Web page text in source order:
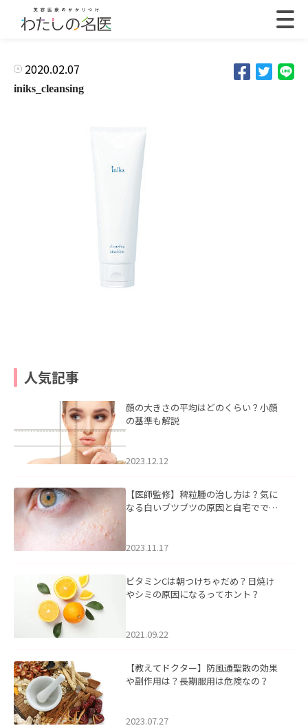
2020.02.07
iniks_cleansing
人気記事
顔の大きさの平均はどのくらい？小顔
の基準も解説
2023.12.12
【医師監修】稗粒腫の治し方は？気に
なる白いブツブツの原因と自宅ででき
2023.11.17
ビタミンCは朝つけちゃだめ？日焼け
やシミの原因になるってホント？
2021.09.22
【教えてドクター】防風通聖散の効果
や副作用は？長期服用は危険なの？
2023.07.27